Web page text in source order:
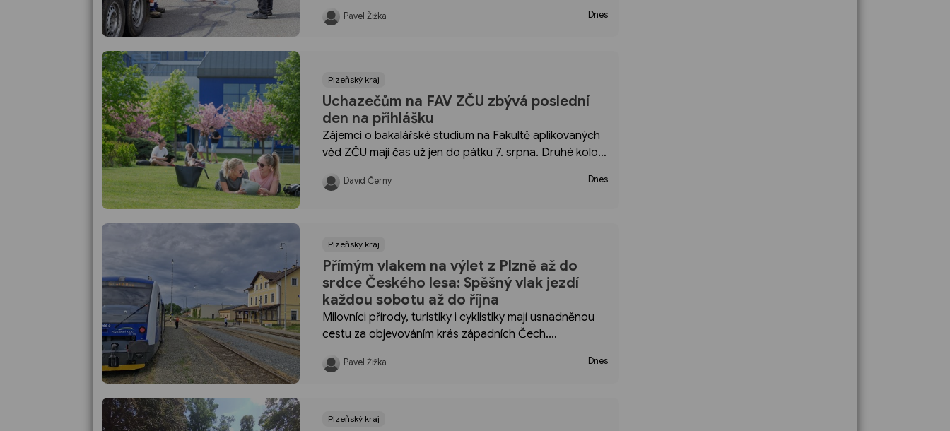
stavebních akcí prověřil během kontrolního dne ve
Pavel Žižka Dnes
Plzeňský kraj
Uchazečům na FAV ZČU zbývá poslední
den na přihlášku
Zájemci o bakalářské studium na Fakultě aplikovaných
věd ZČU mají čas už jen do pátku 7. srpna. Druhé kolo
kteří se po maturitě nebo změně plánů rozhodují pro
David Černý Dnes
Plzeňský kraj
Přímým vlakem na výlet z Plzně až do
srdce Českého lesa: Spěšný vlak jezdí
každou sobotu až do října
Milovníci přírody, turistiky i cyklistiky mají usnadněnou
cestu za objevováním krás západních Čech.
připomíná provoz přímého spěšného vlaku s přiléhavým
na pomezí Tachovska a Chodska.
Pavel Žižka Dnes
Plzeňský kraj